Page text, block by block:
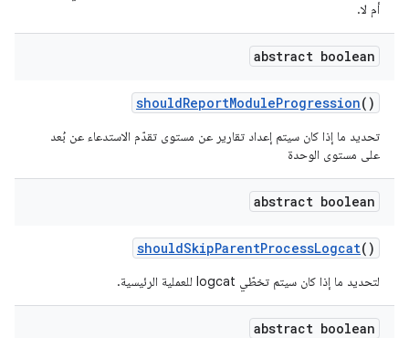
أم لا.
abstract boolean
shouldReportModuleProgression()
تحديد ما إذا كان سيتم إعداد تقارير عن مستوى تقدّم الاستدعاء عن بُعد
على مستوى الوحدة
abstract boolean
shouldSkipParentProcessLogcat()
لتحديد ما إذا كان سيتم تخطّي logcat للعملية الرئيسية.
abstract boolean